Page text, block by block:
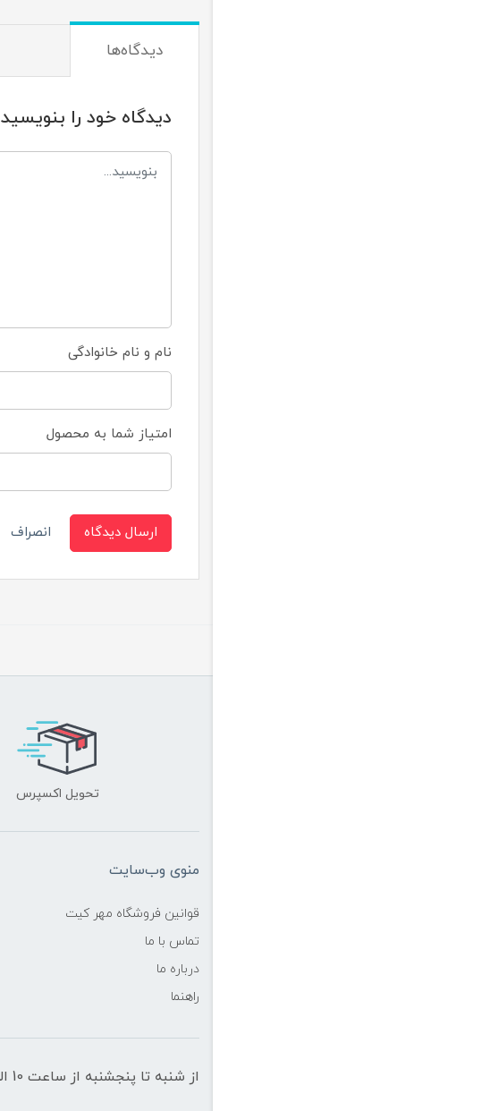
دیدگاه‌ها
دیدگاه خود را بنویسید
نام و نام خانوادگی
امتیاز شما به محصول
ارسال دیدگاه انصراف
تحویل اکسپرس
منوی وب‌سایت
قوانین فروشگاه مهر کیت
تماس با ما
درباره ما
راهنما
از شنبه تا پنجشنبه از ساعت 10 الی 19 پاسخگوی شما هستیم